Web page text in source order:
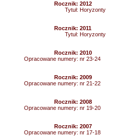
Rocznik: 2012
Tytuł: Horyzonty
Rocznik: 2011
Tytuł: Horyzonty
Rocznik: 2010
Opracowane numery: nr 23-24
Rocznik: 2009
Opracowane numery: nr 21-22
Rocznik: 2008
Opracowane numery: nr 19-20
Rocznik: 2007
Opracowane numery: nr 17-18